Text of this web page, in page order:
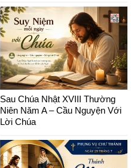
Sau Chúa Nhật XVIII Thường
Niên Năm A – Cầu Nguyện Với
Lời Chúa